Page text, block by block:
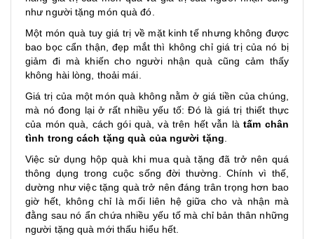
như người tặng món quà đó.
Một món quà tuy giá trị về mặt kinh tế nhưng không được
bao bọc cẩn thận, đẹp mắt thì không chỉ giá trị của nó bị
giảm đi mà khiến cho người nhận quà cũng cảm thấy
không hài lòng, thoải mái.
Giá trị của một món quà không nằm ở giá tiền của chúng,
mà nó đong lại ở rất nhiều yếu tố: Đó là giá trị thiết thực
của món quà, cách gói quà, và trên hết vẫn làtấm chân
tình trong cách tặng quà của người tặng
Việc sử dụng hộp quà khi mua quà tặng đã trở nên quá
thông dụng trong cuộc sống đời thường. Chính vì thế,
dường như việc tặng quà trở nên đáng trân trọng hơn bao
giờ hết, không chỉ là mối liên hệ giữa cho và nhận mà
đằng sau nó ẩn chứa nhiều yếu tố mà chỉ bản thân những
người tặng quà mới thấu hiểu hết.